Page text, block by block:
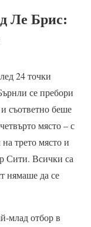
Ле Брис:
24 точки
се пребори
съответно беше
място – с
трето място и
Сити. Всички са
нямаше да се
млад отбор в